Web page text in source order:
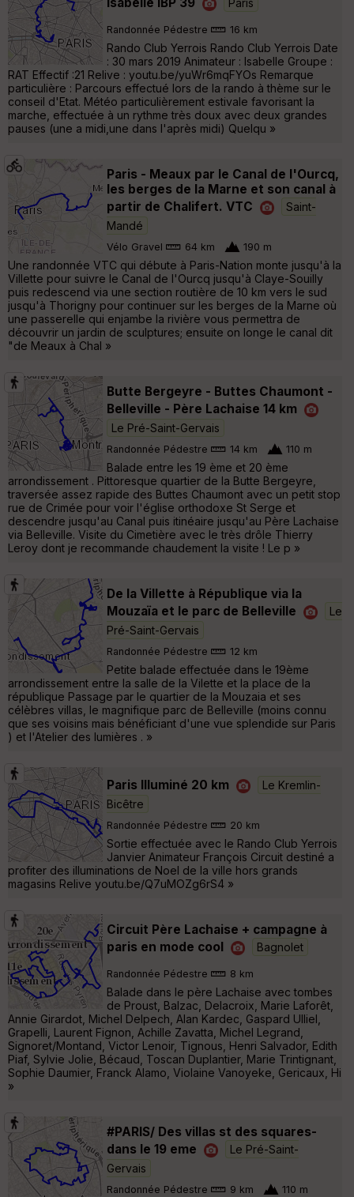
Randonnée Pédestre 16 km
Rando Club Yerrois Rando Club Yerrois Date
: 30 mars 2019 Animateur : Isabelle Groupe :
RAT Effectif :21 Relive : youtu.be/yuWr6mqFYOs Remarque
particulière : Parcours effectué lors de la rando à thème sur le
conseil d'Etat. Météo particulièrement estivale favorisant la
marche, effectuée à un rythme très doux avec deux grandes
pauses (une a midi,une dans l'après midi) Quelqu »
Paris - Meaux par le Canal de l'Ourcq,
les berges de la Marne et son canal à
partir de Chalifert. VTC
Saint-
Mandé
Vélo Gravel 64 km 190 m
Une randonnée VTC qui débute à Paris-Nation monte jusqu'à la
Villette pour suivre le Canal de l'Ourcq jusqu'à Claye-Souilly
puis redescend via une section routière de 10 km vers le sud
jusqu'à Thorigny pour continuer sur les berges de la Marne où
une passerelle qui enjambe la rivière vous permettra de
découvrir un jardin de sculptures; ensuite on longe le canal dit
"de Meaux à Chal »
Butte Bergeyre - Buttes Chaumont -
Belleville - Père Lachaise 14 km
Le Pré-Saint-Gervais
Randonnée Pédestre 14 km 110 m
Balade entre les 19 ème et 20 ème
arrondissement . Pittoresque quartier de la Butte Bergeyre,
traversée assez rapide des Buttes Chaumont avec un petit stop
rue de Crimée pour voir l'église orthodoxe St Serge et
descendre jusqu'au Canal puis itinéaire jusqu'au Père Lachaise
via Belleville. Visite du Cimetière avec le très drôle Thierry
Leroy dont je recommande chaudement la visite ! Le p »
De la Villette à République via la
Mouzaïa et le parc de Belleville
Le
Pré-Saint-Gervais
Randonnée Pédestre 12 km
Petite balade effectuée dans le 19ème
arrondissement entre la salle de la Vilette et la place de la
république Passage par le quartier de la Mouzaia et ses
célèbres villas, le magnifique parc de Belleville (moins connu
que ses voisins mais bénéficiant d'une vue splendide sur Paris
) et l'Atelier des lumières . »
Paris Illuminé 20 km
Le Kremlin-
Bicêtre
Randonnée Pédestre 20 km
Sortie effectuée avec le Rando Club Yerrois
Janvier Animateur François Circuit destiné a
profiter des illuminations de Noel de la ville hors grands
magasins Relive youtu.be/Q7uMOZg6rS4 »
Circuit Père Lachaise + campagne à
paris en mode cool
Bagnolet
Randonnée Pédestre 8 km
Balade dans le père Lachaise avec tombes
de Proust, Balzac, Delacroix, Marie Laforêt,
Annie Girardot, Michel Delpech, Alan Kardec, Gaspard Ulliel,
Grapelli, Laurent Fignon, Achille Zavatta, Michel Legrand,
Signoret/Montand, Victor Lenoir, Tignous, Henri Salvador, Edith
Piaf, Sylvie Jolie, Bécaud, Toscan Duplantier, Marie Trintignant,
Sophie Daumier, Franck Alamo, Violaine Vanoyeke, Gericaux, Hi
»
#PARIS/ Des villas st des squares-
dans le 19 eme
Le Pré-Saint-
Gervais
Randonnée Pédestre 9 km 110 m